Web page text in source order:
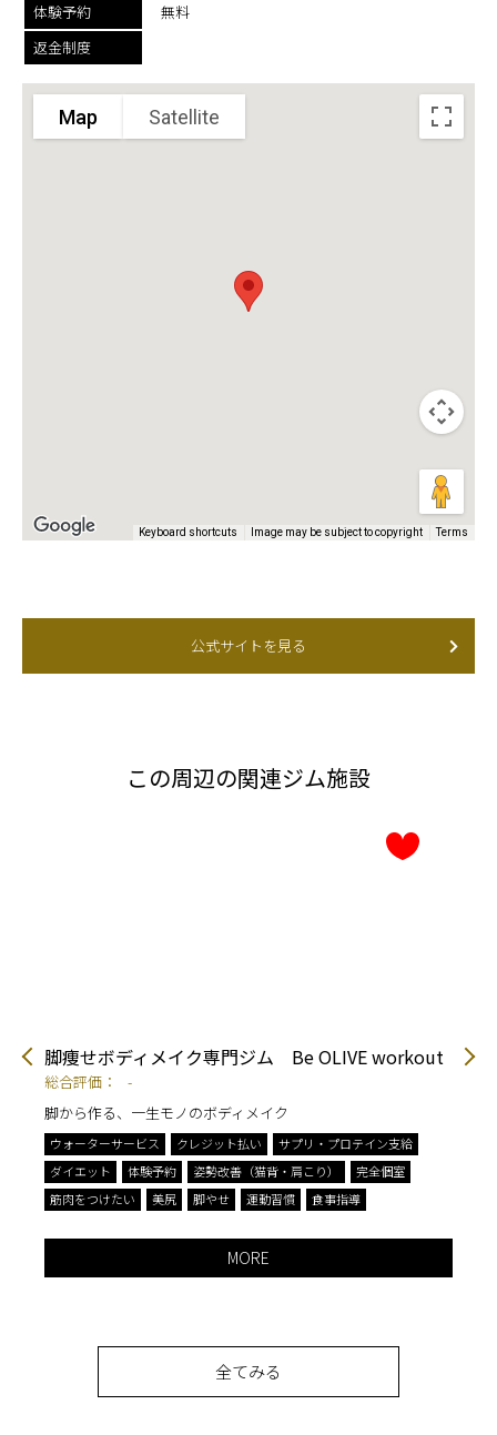
体験予約
無料
返金制度
Map Satellite
Keyboard shortcuts Image may be subject to copyright Terms
公式サイトを見る
この周辺の関連ジム施設
脚痩せボディメイク専門ジム Be OLIVE workout
総合評価：
-
脚から作る、一生モノのボディメイク
ウォーターサービス クレジット払い
サプリ・プロテイン支給
ダイエット
体験予約 姿勢改善（猫背・肩こり）
完全個室
筋肉をつけたい
美尻 脚やせ 運動習慣 食事指導
MORE
全てみる